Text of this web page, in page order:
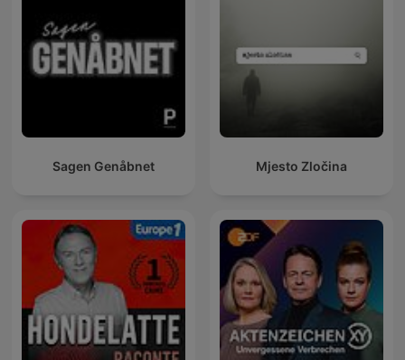
Sagen Genåbnet Mjesto Zločina